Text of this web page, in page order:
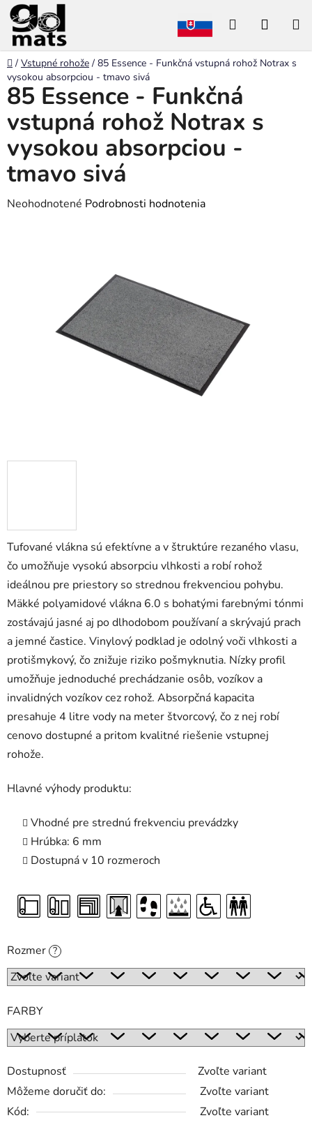
Prejsť
na
obsah
Hľadať
Domov
/ Vstupné rohože / 85 Essence - Funkčná vstupná rohož Notrax s
vysokou absorpciou - tmavo sivá
Tufované vlákna sú efektívne a v štruktúre rezaného vlasu,
čo umožňuje vysokú absorpciu vlhkosti a robí rohož
ideálnou pre priestory so strednou frekvenciou pohybu.
Mäkké polyamidové vlákna 6.0 s bohatými farebnými tónmi
zostávajú jasné aj po dlhodobom používaní a skrývajú prach
a jemné častice. Vinylový podklad je odolný voči vlhkosti a
protišmykový, čo znižuje riziko pošmyknutia. Nízky profil
umožňuje jednoduché prechádzanie osôb, vozíkov a
invalidných vozíkov cez rohož. Absorpčná kapacita
presahuje 4 litre vody na meter štvorcový, čo z nej robí
cenovo dostupné a pritom kvalitné riešenie vstupnej
rohože.
Hlavné výhody produktu:
Vhodné pre strednú frekvenciu prevádzky
Hrúbka: 6 mm
Dostupná v 10 rozmeroch
Rozmer ?
FARBY
Dostupnosť
Zvoľte variant
Môžeme doručiť do:
Zvoľte variant
Kód:
Zvoľte variant
85 Essence - Funkčná
vstupná rohož Notrax s
vysokou absorpciou -
tmavo sivá
Priemerné
hviezdičiek.
Neohodnotené Podrobnosti hodnotenia